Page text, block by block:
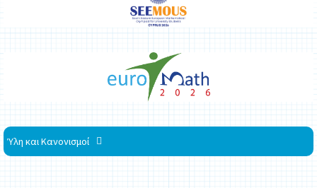
Ύλη και Κανονισμοί